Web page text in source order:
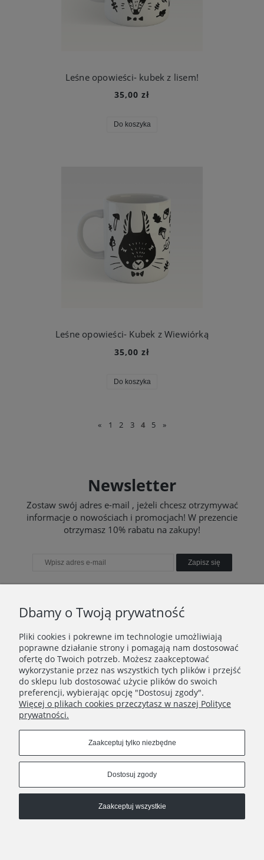
Leśne opowieści- kubek z lisem!
35,00 zł
Do koszyka
Leśne opowieści- Kubek z Wiewiórką
35,00 zł
Do koszyka
« 1 2 3 4 5 »
Newsletter
Zostaw swój adres e-mail , jeżeli chcesz otrzymywać
informacje o nowościach i promocjach! W prezencie
otrzymasz 10% rabatu na zakupy!
Zapisz się
TWOJE KONTO
TO WAŻNE
INFORMACJE
KONTAKT
Copyrights © 2021 - Ja Cię Broszę
Dbamy o Twoją prywatność
Pliki cookies i pokrewne im technologie umożliwiają
poprawne działanie strony i pomagają nam dostosować
ofertę do Twoich potrzeb. Możesz zaakceptować
wykorzystanie przez nas wszystkich tych plików i przejść
do sklepu lub dostosować użycie plików do swoich
preferencji, wybierając opcję "Dostosuj zgody".
Więcej o plikach cookies przeczytasz w naszej Polityce
prywatności.
Zaakceptuj tylko niezbędne
Dostosuj zgody
Zaakceptuj wszystkie